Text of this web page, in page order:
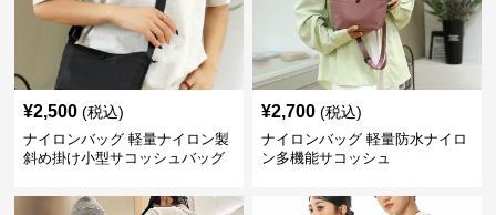
¥2,500 (税込)
ナイロンバッグ 軽量ナイロン製
斜め掛け小型サコッシュバッグ
¥2,700 (税込)
ナイロンバッグ 軽量防水ナイロ
ン多機能サコッシュ